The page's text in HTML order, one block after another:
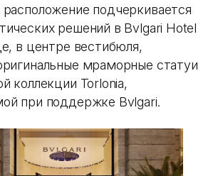
подчеркивается
решений в Bvlgari Hotel
в центре вестибюля,
мраморные статуи
коллекции Torlonia,
при поддержке Bvlgari.